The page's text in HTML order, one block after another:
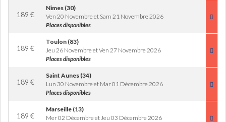
189 €
Nimes (30)
Ven 20 Novembre et Sam 21 Novembre 2026
Places disponibles
189 €
Toulon (83)
Jeu 26 Novembre et Ven 27 Novembre 2026
Places disponibles
189 €
Saint Aunes (34)
Lun 30 Novembre et Mar 01 Décembre 2026
Places disponibles
189 €
Marseille (13)
Mer 02 Décembre et Jeu 03 Décembre 2026